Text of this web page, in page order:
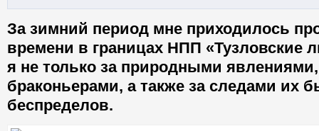
За зимний период мне приходилось
времени в границах НПП «Тузловские
я не только за природными
браконьерами, а также за следами их
беспределов.